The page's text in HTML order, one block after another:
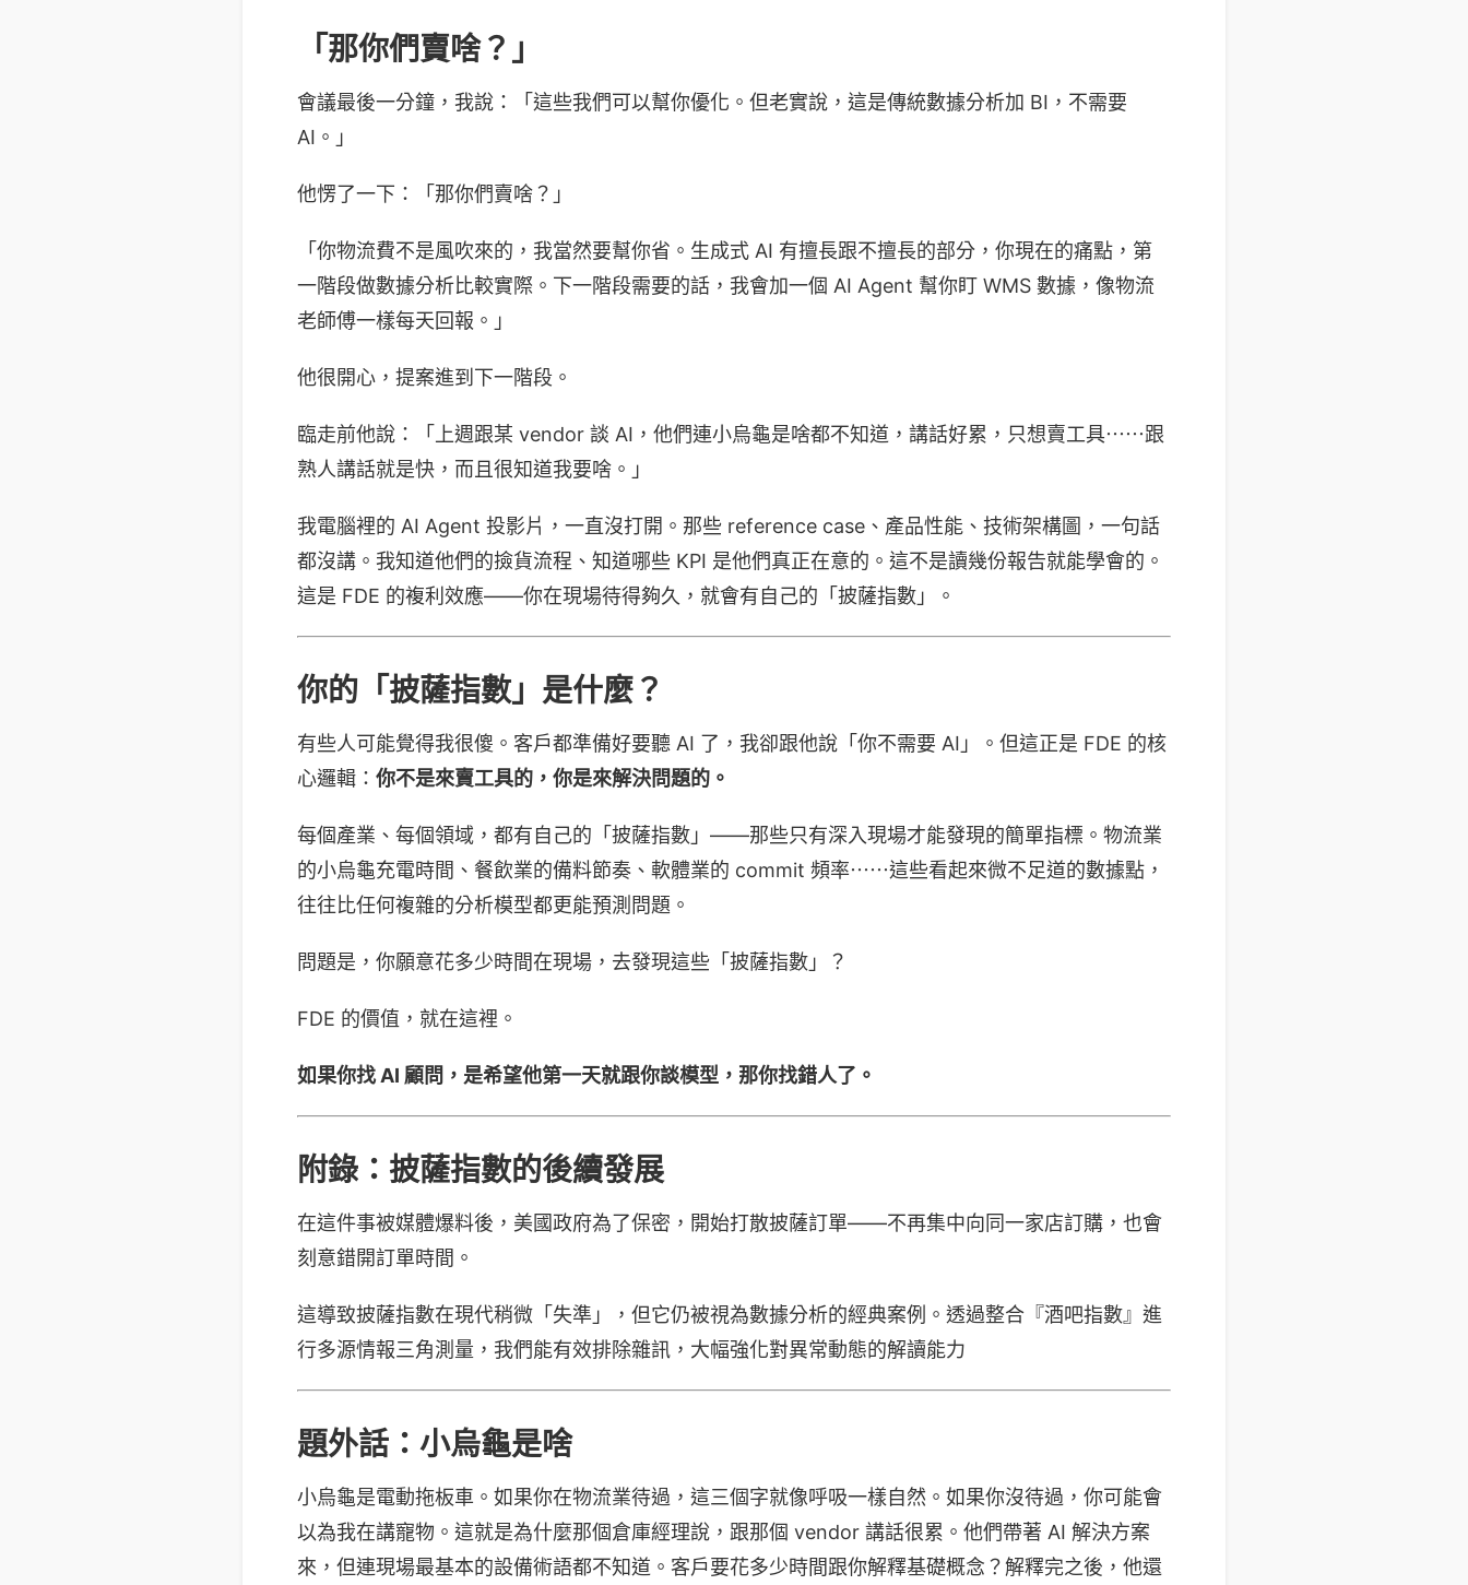
「那你們賣啥？」
會議最後一分鐘，我說：「這些我們可以幫你優化。但老實說，這是傳統數據分析加 BI，不需要
AI。」
他愣了一下：「那你們賣啥？」
「你物流費不是風吹來的，我當然要幫你省。生成式 AI 有擅長跟不擅長的部分，你現在的痛點，第
一階段做數據分析比較實際。下一階段需要的話，我會加一個 AI Agent 幫你盯 WMS 數據，像物流
老師傅一樣每天回報。」
他很開心，提案進到下一階段。
臨走前他說：「上週跟某 vendor 談 AI，他們連小烏龜是啥都不知道，講話好累，只想賣工具⋯⋯跟
熟人講話就是快，而且很知道我要啥。」
我電腦裡的 AI Agent 投影片，一直沒打開。那些 reference case、產品性能、技術架構圖，一句話
都沒講。我知道他們的撿貨流程、知道哪些 KPI 是他們真正在意的。這不是讀幾份報告就能學會的。
這是 FDE 的複利效應——你在現場待得夠久，就會有自己的「披薩指數」。
你的「披薩指數」是什麼？
有些人可能覺得我很傻。客戶都準備好要聽 AI 了，我卻跟他說「你不需要 AI」。但這正是 FDE 的核
心邏輯： 你不是來賣工具的，你是來解決問題的。
每個產業、每個領域，都有自己的「披薩指數」——那些只有深入現場才能發現的簡單指標。物流業
的小烏龜充電時間、餐飲業的備料節奏、軟體業的 commit 頻率⋯⋯這些看起來微不足道的數據點，
往往比任何複雜的分析模型都更能預測問題。
問題是，你願意花多少時間在現場，去發現這些「披薩指數」？
FDE 的價值，就在這裡。
如果你找 AI 顧問，是希望他第一天就跟你談模型，那你找錯人了。
附錄：披薩指數的後續發展
在這件事被媒體爆料後，美國政府為了保密，開始打散披薩訂單——不再集中向同一家店訂購，也會
刻意錯開訂單時間。
這導致披薩指數在現代稍微「失準」，但它仍被視為數據分析的經典案例。透過整合『酒吧指數』進
行多源情報三角測量，我們能有效排除雜訊，大幅強化對異常動態的解讀能力
題外話：小烏龜是啥
小烏龜是電動拖板車。如果你在物流業待過，這三個字就像呼吸一樣自然。如果你沒待過，你可能會
以為我在講寵物。這就是為什麼那個倉庫經理說，跟那個 vendor 講話很累。他們帶著 AI 解決方案
來，但連現場最基本的設備術語都不知道。客戶要花多少時間跟你解釋基礎概念？解釋完之後，他還